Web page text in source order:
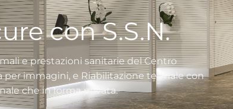
con S.S.N.
e prestazioni sanitarie del Centro
immagini, e Riabilitazione termale con
che in forma privata.